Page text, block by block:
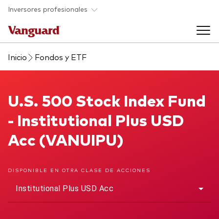
Saltar al contenido principal
Inversores profesionales
Fondos y ETF
Listado de todos nuestros fondos y
ETF
Perspectivas y eventos
Back to main menu
Ayuda para asesores
Recursos para asesores
Sobre nosotros
Inicio Fondos y ETF
U.S. 500 Stock Index Fund
U.S. 500 Stock Index Fund
- Institutional Plus USD
Acc (VANUIPU)
DISPONIBLE EN OTRA CLASE DE ACCIONES
Institutional Plus USD Acc